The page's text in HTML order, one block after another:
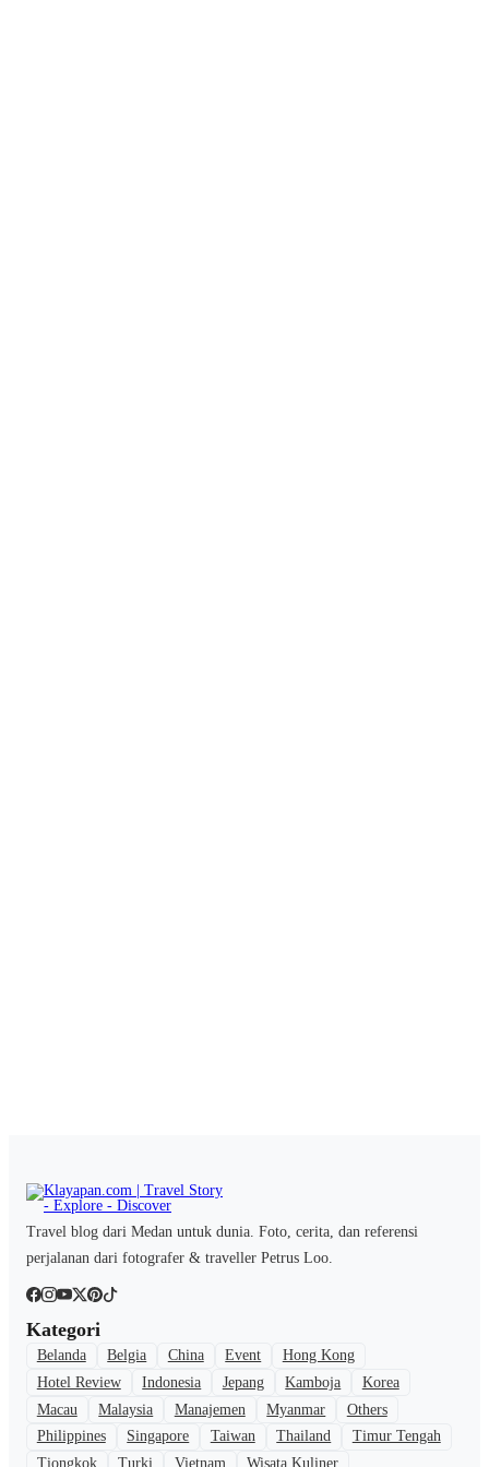
Travel blog dari Medan untuk dunia. Foto, cerita, dan referensi
perjalanan dari fotografer & traveller Petrus Loo.
Kategori
Belanda Belgia China Event
Hong Kong
Hotel Review
Indonesia Jepang Kamboja
Korea
Macau
Malaysia Manajemen Myanmar
Others
Philippines
Singapore Taiwan Thailand
Timur Tengah
Tiongkok
Turki Vietnam Wisata Kuliner